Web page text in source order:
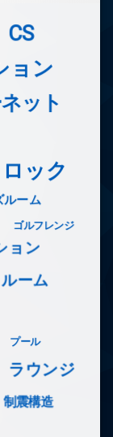
CS
ョン
ット
ック
ルーム
ゴルフレンジ
ョン
ーム
プール
ラウンジ
制震構造